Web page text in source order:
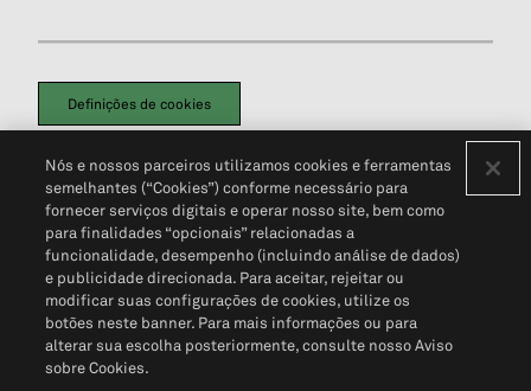
Definições de cookies
Política de PrivacidadePortal de privacidade do cliente (em inglês)
Não Venda Minhas Informações Pessoais© 2026 S&P Global
Nós e nossos parceiros utilizamos cookies e ferramentas
semelhantes (“Cookies”) conforme necessário para
fornecer serviços digitais e operar nosso site, bem como
para finalidades “opcionais” relacionadas a
funcionalidade, desempenho (incluindo análise de dados)
e publicidade direcionada. Para aceitar, rejeitar ou
modificar suas configurações de cookies, utilize os
botões neste banner. Para mais informações ou para
alterar sua escolha posteriormente, consulte nosso Aviso
sobre Cookies.